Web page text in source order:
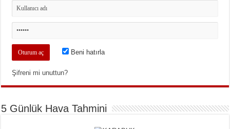
Beni hatırla
Şifreni mi unuttun?
5 Günlük Hava Tahmini